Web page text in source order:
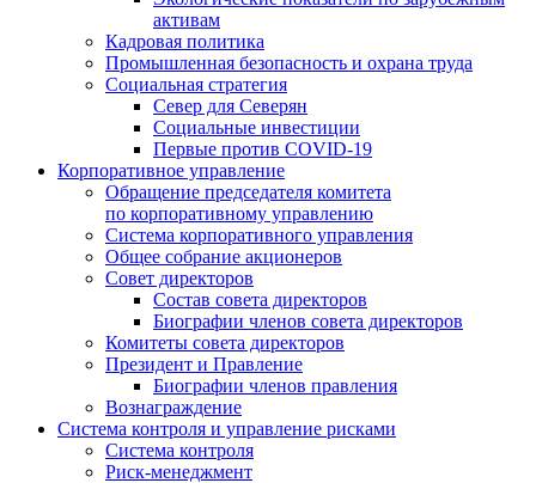
активам
Кадровая политика
Промышленная безопасность и охрана труда
Социальная стратегия
Север для Северян
Социальные инвестиции
Первые против COVID‑19
Корпоративное управление
Обращение председателя комитета
по корпоративному управлению
Система корпоративного управления
Общее собрание акционеров
Совет директоров
Состав совета директоров
Биографии членов совета директоров
Комитеты совета директоров
Президент и Правление
Биографии членов правления
Вознаграждение
Система контроля и управление рисками
Система контроля
Риск-менеджмент